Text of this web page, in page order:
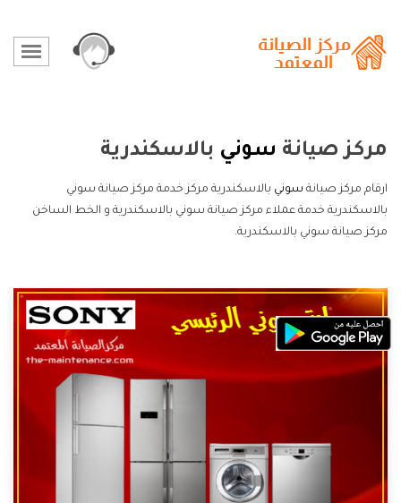
مركز صيانة سوني بالاسكندرية
ارقام مركز صيانة سوني بالاسكندرية مركز خدمة مركز صيانة سوني
بالاسكندرية خدمة عملاء مركز صيانة سوني بالاسكندرية و الخط الساخن
مركز صيانة سوني بالاسكندرية.